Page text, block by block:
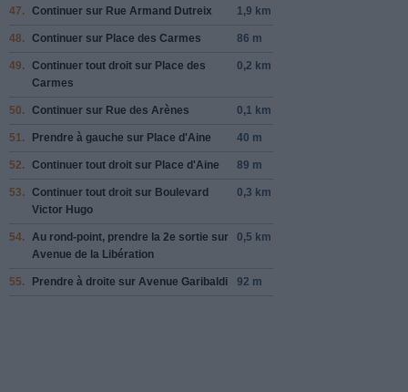
47. Continuer sur Rue Armand Dutreix 1,9 km
48. Continuer sur Place des Carmes 86 m
49. Continuer tout droit sur Place des
Carmes
0,2 km
50. Continuer sur Rue des Arènes 0,1 km
51. Prendre à gauche sur Place d'Aine 40 m
52. Continuer tout droit sur Place d'Aine 89 m
53. Continuer tout droit sur Boulevard
Victor Hugo
0,3 km
54. Au rond-point, prendre la 2e sortie sur
Avenue de la Libération
0,5 km
55. Prendre à droite sur Avenue Garibaldi 92 m